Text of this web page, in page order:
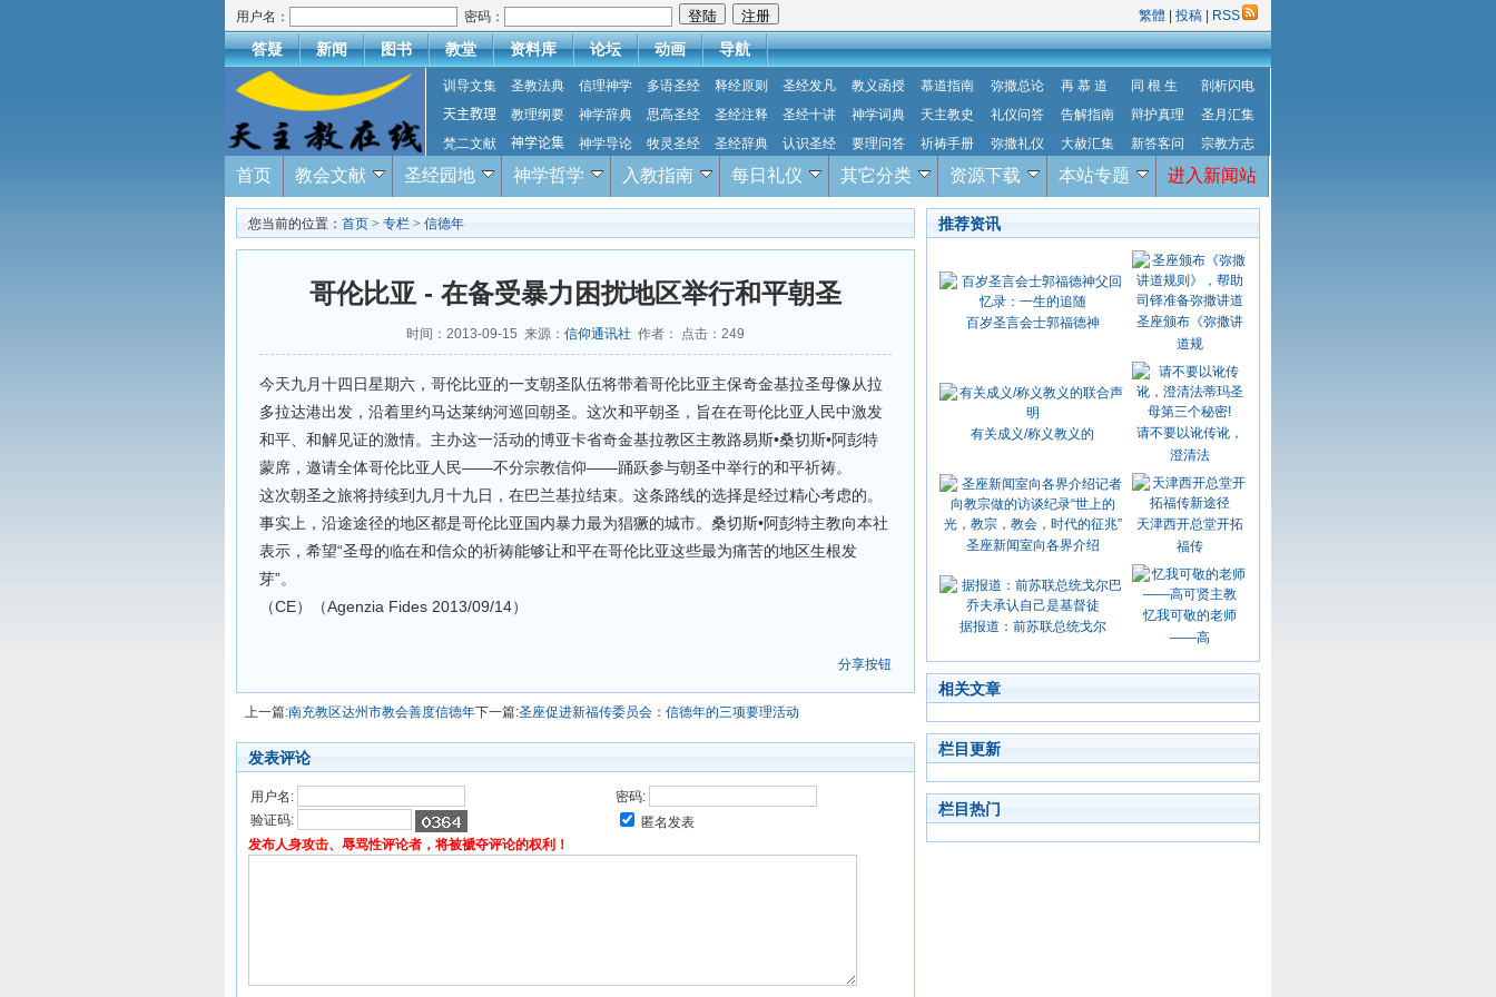
用户名： 密码： 繁體 投稿 RSS
答疑 新闻 图书 教堂 资料库 论坛 动画 导航
训导文集 圣教法典 信理神学 多语圣经 释经原则 圣经发凡 教义函授 慕道指南 弥撒总论 再 慕 道 同 根 生
剖析闪电
天主教理
教理纲要 神学辞典 思高圣经 圣经注释 圣经十讲 神学词典 天主教史 礼仪问答 告解指南 辩护真理
圣月汇集
梵二文献
神学论集 神学导论 牧灵圣经 圣经辞典 认识圣经 要理问答 祈祷手册 弥撒礼仪 大赦汇集 新答客问 宗教方志
首页 教会文献 圣经园地 神学哲学 入教指南 每日礼仪 其它分类 资源下载 本站专题 进入新闻站
您当前的位置： 首页 > 专栏 > 信德年
哥伦比亚 - 在备受暴力困扰地区举行和平朝圣
时间：2013-09-15 来源： 信仰通讯社 作者： 点击： 249
今天九月十四日星期六，哥伦比亚的一支朝圣队伍将带着哥伦比亚主保奇金基拉圣母像从拉
多拉达港出发，沿着里约马达莱纳河巡回朝圣。这次和平朝圣，旨在在哥伦比亚人民中激发
和平、和解见证的激情。主办这一活动的博亚卡省奇金基拉教区主教路易斯•桑切斯•阿彭特
蒙席，邀请全体哥伦比亚人民——不分宗教信仰——踊跃参与朝圣中举行的和平祈祷。
这次朝圣之旅将持续到九月十九日，在巴兰基拉结束。这条路线的选择是经过精心考虑的。
事实上，沿途途径的地区都是哥伦比亚国内暴力最为猖獗的城市。桑切斯•阿彭特主教向本社
表示，希望“圣母的临在和信众的祈祷能够让和平在哥伦比亚这些最为痛苦的地区生根发
芽”。
（CE）（Agenzia Fides 2013/09/14）
分享按钮
上一篇:南充教区达州市教会善度信德年下一篇:圣座促进新福传委员会：信德年的三项要理活动
发表评论
用户名:
密码:
验证码:
匿名发表
发布人身攻击、辱骂性评论者，将被褫夺评论的权利！
推荐资讯
百岁圣言会士郭福德神
圣座颁布《弥撒讲
道规
有关成义/称义教义的
请不要以讹传讹，
澄清法
圣座新闻室向各界介绍
天津西开总堂开拓
福传
据报道：前苏联总统戈尔
忆我可敬的老师
——高
相关文章
栏目更新
栏目热门